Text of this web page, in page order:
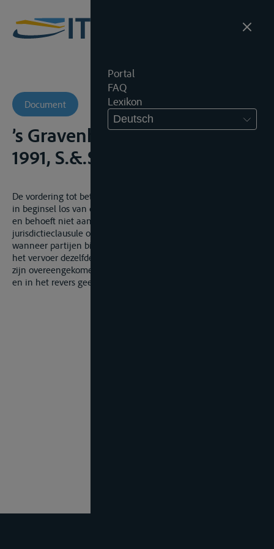
Portal
FAQ
Lexikon
Deutsch
Document
’s Gravenhage, 3 september
1991, S.&.S., 1993, nr. 13
De vordering tot betaling van de bijdrage in averij grosse staat
in beginsel los van de bevrachting- en vervoerovereenkomst
en behoeft niet aan de in die overeenkomst voortkomende
jurisdictieclausule onderworpen te zijn. Zij is dat echter wel
wanneer partijen bij de averij grosse en bij de bevrachting en
het vervoer dezelfde zijn, zij in de vervoersdocumenten regels
zijn overeengekomen voor de afwikkeling van de averij grosse
en in het revers geen andere jurisdictie is overeengekomen.